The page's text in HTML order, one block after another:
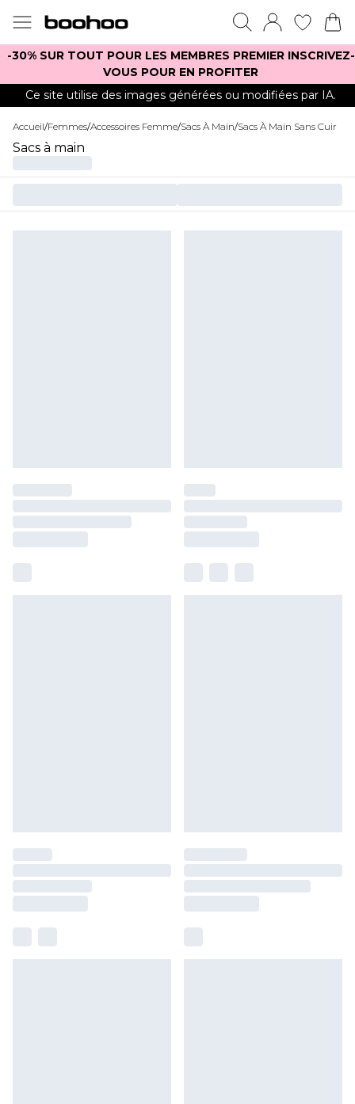
-30% SUR TOUT POUR LES MEMBRES PREMIER INSCRIVEZ-
VOUS POUR EN PROFITER
Ce site utilise des images générées ou modifiées par IA.
Accueil/Femmes/Accessoires Femme/Sacs À Main/Sacs À Main Sans Cuir
Sacs à main